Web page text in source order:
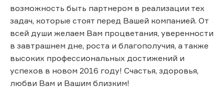
возможность быть партнером в реализации тех
задач, которые стоят перед Вашей компанией. От
всей души желаем Вам процветания, уверенности
в завтрашнем дне, роста и благополучия, а также
высоких профессиональных достижений и
успехов в новом 2016 году! Счастья, здоровья,
любви Вам и Вашим близким!